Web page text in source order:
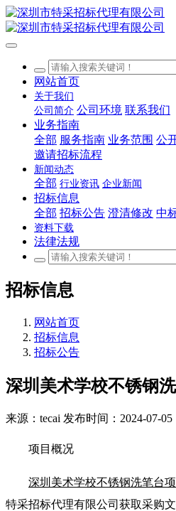
网站首页
关于我们
公司简介 公司环境 联系我们
业务指南
全部 服务指南 业务范围 公
邀请招标流程
新闻动态
全部 行业资讯 企业新闻
招标信息
全部 招标公告 澄清修改 中
资料下载
法律法规
招标信息
网站首页
招标信息
招标公告
深圳美术学校不锈钢
来源：tecai 发布时间：2024-07-05
项目概况
深圳美术学校不锈钢洗笔台项
特采招标代理有限公司获取采购